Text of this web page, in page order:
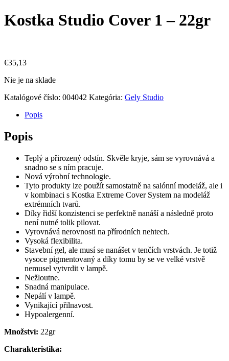
Kostka Studio Cover 1 – 22gr
€35,13
Nie je na sklade
Katalógové číslo: 004042 Kategória: Gely Studio
Popis
Popis
Teplý a přirozený odstín. Skvěle kryje, sám se vyrovnává a
snadno se s ním pracuje.
Nová výrobní technologie.
Tyto produkty lze použít samostatně na salónní modeláž, ale i
v kombinaci s Kostka Extreme Cover System na modeláž
extrémních tvarů.
Díky řidší konzistenci se perfektně nanáší a následně proto
není nutné tolik pilovat.
Vyrovnává nerovnosti na přírodních nehtech.
Vysoká flexibilita.
Stavební gel, ale musí se nanášet v tenčích vrstvách. Je totiž
vysoce pigmentovaný a díky tomu by se ve velké vrstvě
nemusel vytvrdit v lampě.
Nežloutne.
Snadná manipulace.
Nepálí v lampě.
Vynikající přilnavost.
Hypoalergenní.
Množství: 22gr
Charakteristika: